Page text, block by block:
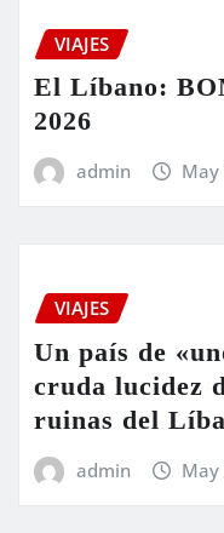
VIAJES
El Líbano:
2026
admin May
VIAJES
Un país de
cruda lucidez
ruinas del
admin May